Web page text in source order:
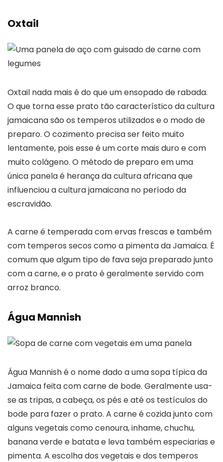
Oxtail
Oxtail nada mais é do que um ensopado de rabada.
O que torna esse prato tão característico da cultura
jamaicana são os temperos utilizados e o modo de
preparo. O cozimento precisa ser feito muito
lentamente, pois esse é um corte mais duro e com
muito colágeno. O método de preparo em uma
única panela é herança da cultura africana que
influenciou a cultura jamaicana no período da
escravidão.
A carne é temperada com ervas frescas e também
com temperos secos como a pimenta da Jamaica. É
comum que algum tipo de fava seja preparado junto
com a carne, e o prato é geralmente servido com
arroz branco.
Água Mannish
Água Mannish é o nome dado a uma sopa típica da
Jamaica feita com carne de bode. Geralmente usa-
se as tripas, a cabeça, os pés e até os testículos do
bode para fazer o prato. A carne é cozida junto com
alguns vegetais como cenoura, inhame, chuchu,
banana verde e batata e leva também especiarias e
pimenta. A escolha dos vegetais e dos temperos